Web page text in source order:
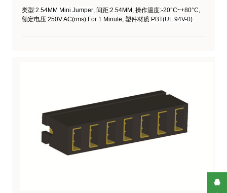
类型:2.54MM Mini Jumper, 间距:2.54MM, 操作温度:-20°C~+80°C,
额定电压:250V AC(rms) For 1 Minute, 塑件材质:PBT(UL 94V-0)